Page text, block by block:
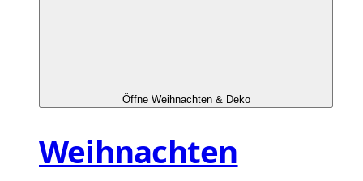
Öffne Weihnachten & Deko
Weihnachten